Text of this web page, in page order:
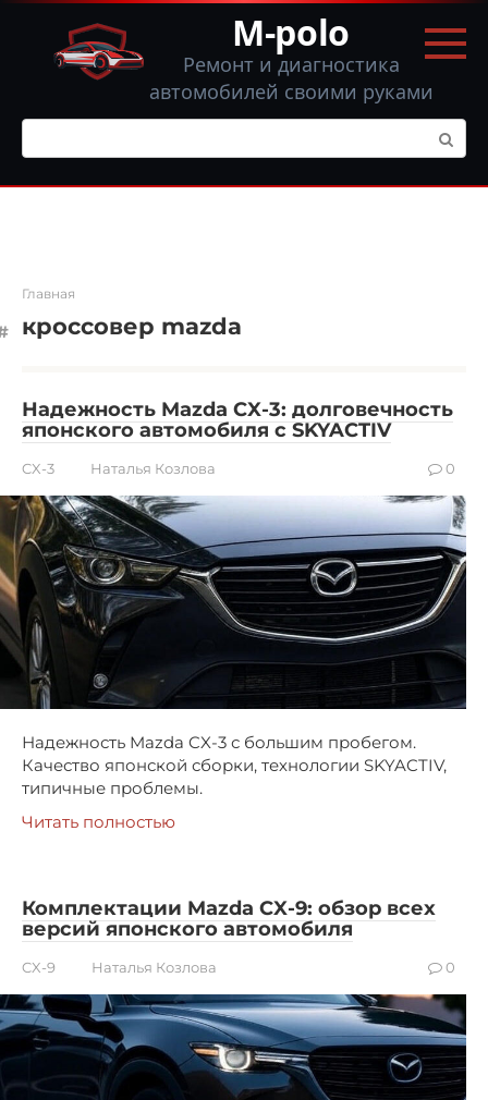
Перейти
контенту
M-polo
Ремонт и диагностика
автомобилей своими руками
Поиск:
Главная
кроссовер mazda
Надежность Mazda CX-3: долговечность
японского автомобиля с SKYACTIV
CX-3 Наталья Козлова 0
Надежность Mazda CX-3 с большим пробегом.
Качество японской сборки, технологии SKYACTIV,
типичные проблемы.
Читать полностью
Комплектации Mazda CX-9: обзор всех
версий японского автомобиля
CX-9 Наталья Козлова 0